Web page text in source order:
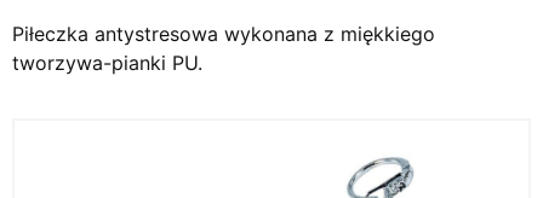
Piłeczka antystresowa wykonana z miękkiego
tworzywa-pianki PU.